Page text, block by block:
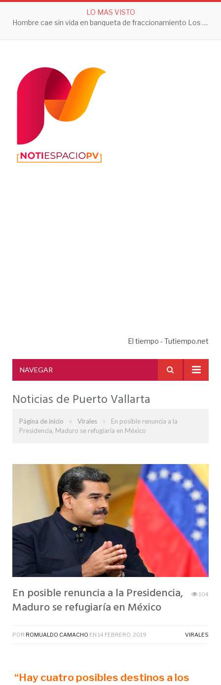
LO MAS VISTO
Hombre cae sin vida en banqueta de fraccionamiento Los Sauces en Vallarta
El tiempo - Tutiempo.net
NAVEGAR
Noticias de Puerto Vallarta
Página de inicio » Virales »
En posible renuncia a la
Presidencia, Maduro se refugiaría en México
En posible renuncia a la Presidencia,
Maduro se refugiaría en México
104
POR ROMUALDO CAMACHO EN 14 FEBRERO, 2019 VIRALES
“Hay cuatro posibles destinos a los